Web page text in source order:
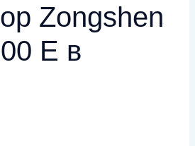
Zongshen
E в